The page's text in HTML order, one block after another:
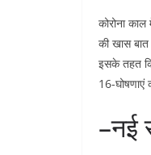
कोरोना
की खास
इसके तहत
16-घोषणाएं
–नई